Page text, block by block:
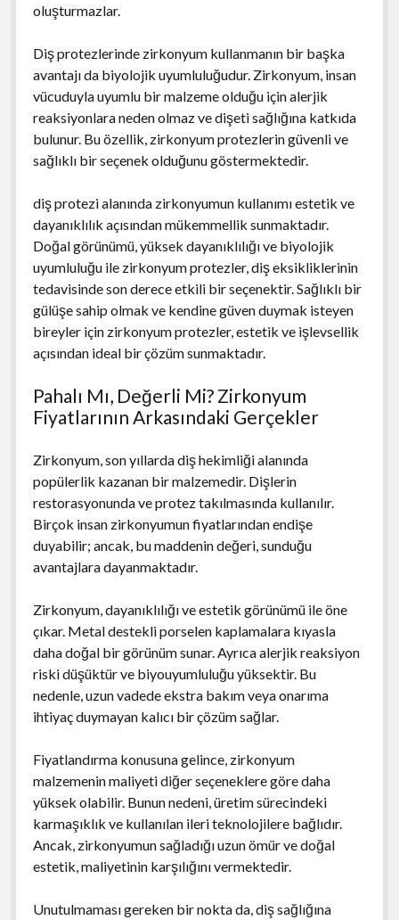
oluşturmazlar.
Diş protezlerinde zirkonyum kullanmanın bir başka
avantajı da biyolojik uyumluluğudur. Zirkonyum, insan
vücuduyla uyumlu bir malzeme olduğu için alerjik
reaksiyonlara neden olmaz ve dişeti sağlığına katkıda
bulunur. Bu özellik, zirkonyum protezlerin güvenli ve
sağlıklı bir seçenek olduğunu göstermektedir.
diş protezi alanında zirkonyumun kullanımı estetik ve
dayanıklılık açısından mükemmellik sunmaktadır.
Doğal görünümü, yüksek dayanıklılığı ve biyolojik
uyumluluğu ile zirkonyum protezler, diş eksikliklerinin
tedavisinde son derece etkili bir seçenektir. Sağlıklı bir
gülüşe sahip olmak ve kendine güven duymak isteyen
bireyler için zirkonyum protezler, estetik ve işlevsellik
açısından ideal bir çözüm sunmaktadır.
Pahalı Mı, Değerli Mi? Zirkonyum
Fiyatlarının Arkasındaki Gerçekler
Zirkonyum, son yıllarda diş hekimliği alanında
popülerlik kazanan bir malzemedir. Dişlerin
restorasyonunda ve protez takılmasında kullanılır.
Birçok insan zirkonyumun fiyatlarından endişe
duyabilir; ancak, bu maddenin değeri, sunduğu
avantajlara dayanmaktadır.
Zirkonyum, dayanıklılığı ve estetik görünümü ile öne
çıkar. Metal destekli porselen kaplamalara kıyasla
daha doğal bir görünüm sunar. Ayrıca alerjik reaksiyon
riski düşüktür ve biyouyumluluğu yüksektir. Bu
nedenle, uzun vadede ekstra bakım veya onarıma
ihtiyaç duymayan kalıcı bir çözüm sağlar.
Fiyatlandırma konusuna gelince, zirkonyum
malzemenin maliyeti diğer seçeneklere göre daha
yüksek olabilir. Bunun nedeni, üretim sürecindeki
karmaşıklık ve kullanılan ileri teknolojilere bağlıdır.
Ancak, zirkonyumun sağladığı uzun ömür ve doğal
estetik, maliyetinin karşılığını vermektedir.
Unutulmaması gereken bir nokta da, diş sağlığına